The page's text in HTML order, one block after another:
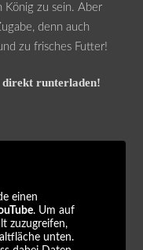
König zu sein. Aber
denn auch
zu frisches Futter!
runterladen!
einen
. Um auf
zuzugreifen,
unten.